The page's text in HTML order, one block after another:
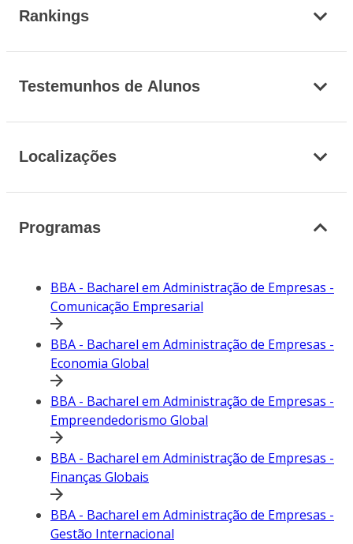
Rankings
Testemunhos de Alunos
Localizações
Programas
BBA - Bacharel em Administração de Empresas -
Comunicação Empresarial
BBA - Bacharel em Administração de Empresas -
Economia Global
BBA - Bacharel em Administração de Empresas -
Empreendedorismo Global
BBA - Bacharel em Administração de Empresas -
Finanças Globais
BBA - Bacharel em Administração de Empresas -
Gestão Internacional